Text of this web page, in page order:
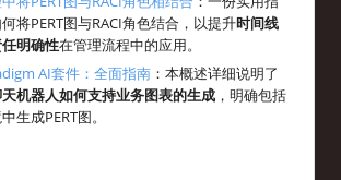
将PERT图与RACI角色结合，以提升时间线
明确性在管理流程中的应用。
AI套件：全面指南 ：本概述详细说明了
机器人如何支持业务图表的生成 ，明确包括
生成PERT图。